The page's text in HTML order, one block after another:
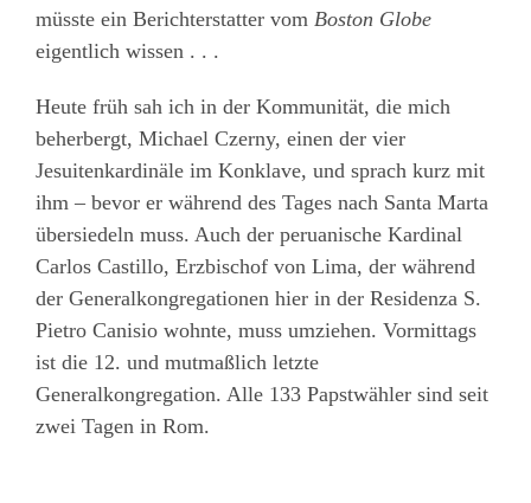
müsste ein Berichterstatter vom Boston Globe
eigentlich wissen . . .
Heute früh sah ich in der Kommunität, die mich
beherbergt, Michael Czerny, einen der vier
Jesuitenkardinäle im Konklave, und sprach kurz mit
ihm – bevor er während des Tages nach Santa Marta
übersiedeln muss. Auch der peruanische Kardinal
Carlos Castillo, Erzbischof von Lima, der während
der Generalkongregationen hier in der Residenza S.
Pietro Canisio wohnte, muss umziehen. Vormittags
ist die 12. und mutmaßlich letzte
Generalkongregation. Alle 133 Papstwähler sind seit
zwei Tagen in Rom.